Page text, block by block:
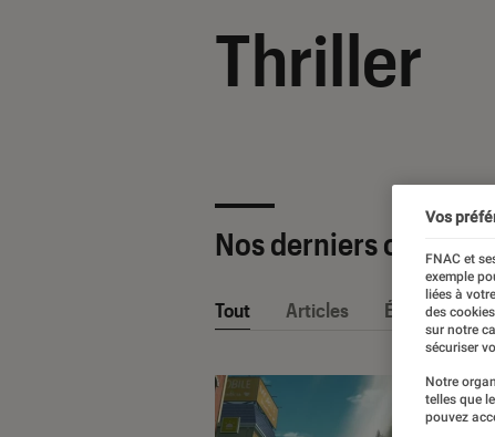
Thriller
Nos derniers contenus
Tout Articles Événéments
Vos
FNAC et
exemple
liées à
des
sur notre
sécuriser
Notre
telles que
pouvez